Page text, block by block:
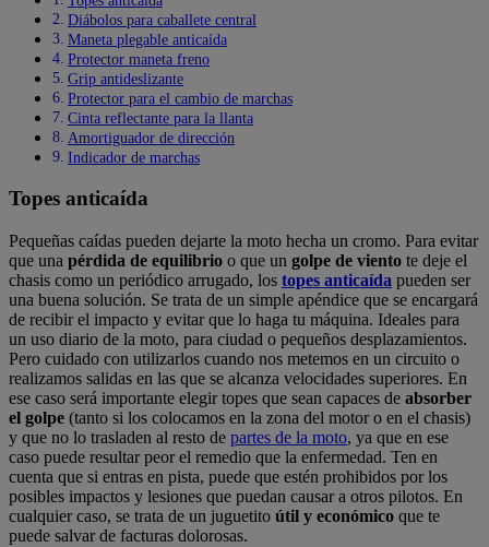
Diábolos para caballete central
Maneta plegable anticaída
Protector maneta freno
Grip antideslizante
Protector para el cambio de marchas
Cinta reflectante para la llanta
Amortiguador de dirección
Indicador de marchas
Topes anticaída
Pequeñas caídas pueden dejarte la moto hecha un cromo. Para evitar
que una pérdida de equilibrio o que un golpe de viento te deje el
chasis como un periódico arrugado, los topes anticaída pueden ser
una buena solución. Se trata de un simple apéndice que se encargará
de recibir el impacto y evitar que lo haga tu máquina. Ideales para
un uso diario de la moto, para ciudad o pequeños desplazamientos.
Pero cuidado con utilizarlos cuando nos metemos en un circuito o
realizamos salidas en las que se alcanza velocidades superiores. En
ese caso será importante elegir topes que sean capaces de absorber
el golpe (tanto si los colocamos en la zona del motor o en el chasis)
y que no lo trasladen al resto de partes de la moto, ya que en ese
caso puede resultar peor el remedio que la enfermedad. Ten en
cuenta que si entras en pista, puede que estén prohibidos por los
posibles impactos y lesiones que puedan causar a otros pilotos. En
cualquier caso, se trata de un juguetito útil y económico que te
puede salvar de facturas dolorosas.